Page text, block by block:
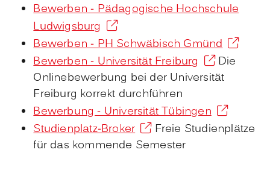
Bewerben - Pädagogische Hochschule
Ludwigsburg
Bewerben - PH Schwäbisch Gmünd
Bewerben - Universität Freiburg
Die
Onlinebewerbung bei der Universität
Freiburg korrekt durchführen
Bewerbung - Universität Tübingen
Studienplatz-Broker
Freie Studienplätze
für das kommende Semester